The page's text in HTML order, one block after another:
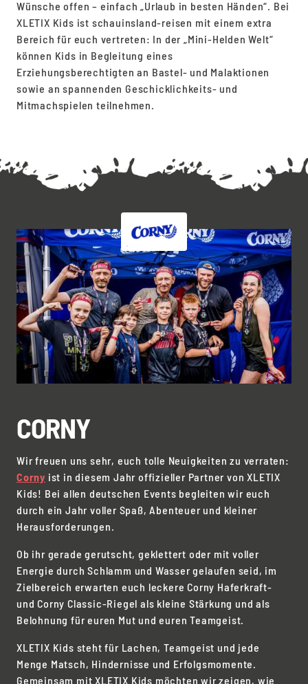
Wünsche offen – einfach „Urlaub in besten Händen“. Bei
XLETIX Kids ist schauinsland-reisen mit einem extra
Bereich für euch vertreten: In der „Mini-Helden Welt“
können Kids in Begleitung eines
Erziehungsberechtigten an Bastel- und Malaktionen
sowie an spannenden Geschicklichkeits- und
Mitmachspielen teilnehmen.
CORNY
Wir freuen uns sehr, euch tolle Neuigkeiten zu verraten:
Corny ist in diesem Jahr offizieller Partner von XLETIX
Kids! Bei allen deutschen Events begleiten wir euch
durch ein Jahr voller Spaß, Abenteuer und kleiner
Herausforderungen.
Ob ihr gerade gerutscht, geklettert oder mit voller
Energie durch Schlamm und Wasser gelaufen seid, im
Zielbereich erwarten euch leckere Corny Haferkraft-
und Corny Classic-Riegel als kleine Stärkung und als
Belohnung für euren Mut und euren Teamgeist.
XLETIX Kids steht für Lachen, Teamgeist und jede
Menge Matsch, Hindernisse und Erfolgsmomente.
Gemeinsam mit XLETIX Kids möchten wir zeigen, wie